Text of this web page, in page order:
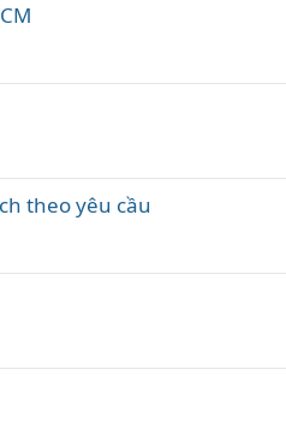
theo yêu cầu